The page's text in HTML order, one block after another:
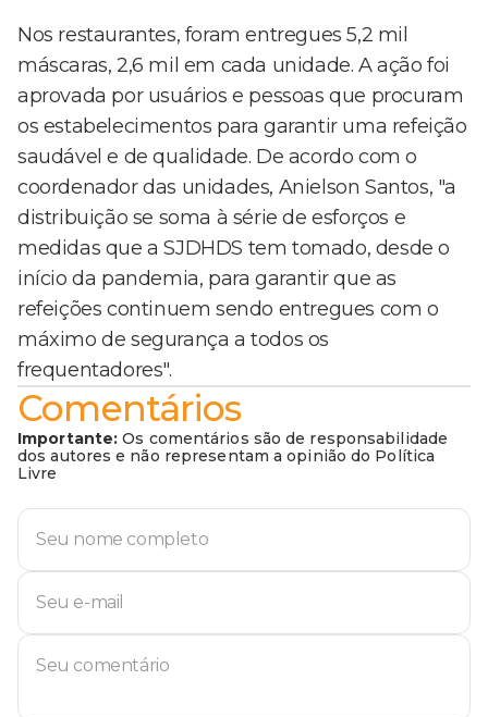
Nos restaurantes, foram entregues 5,2 mil
máscaras, 2,6 mil em cada unidade. A ação foi
aprovada por usuários e pessoas que procuram
os estabelecimentos para garantir uma refeição
saudável e de qualidade. De acordo com o
coordenador das unidades, Anielson Santos, "a
distribuição se soma à série de esforços e
medidas que a SJDHDS tem tomado, desde o
início da pandemia, para garantir que as
refeições continuem sendo entregues com o
máximo de segurança a todos os
frequentadores".
Comentários
Importante: Os comentários são de responsabilidade
dos autores e não representam a opinião do Política
Livre